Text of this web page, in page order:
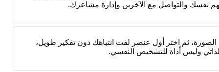
نفسك والتواصل مع الآخرين وإدارة مشاعرك.
ثم اختر أول عنصر لفت انتباهك دون تفكير طويل،
وليس أداة للتشخيص النفسي.